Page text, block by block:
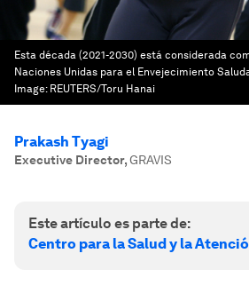
Esta década (2021-2030) está considerada
Naciones Unidas para el Envejecimiento
Image: REUTERS/Toru Hanai
Prakash Tyagi
Executive Director,GRAVIS
Este artículo es parte de:
Centro para la Salud y la